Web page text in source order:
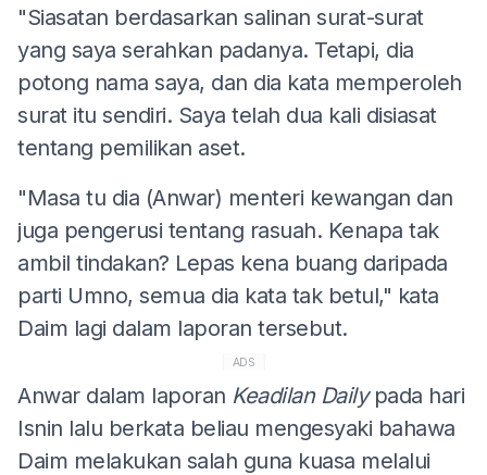
"Siasatan berdasarkan salinan surat-surat
yang saya serahkan padanya. Tetapi, dia
potong nama saya, dan dia kata memperoleh
surat itu sendiri. Saya telah dua kali disiasat
tentang pemilikan aset.
"Masa tu dia (Anwar) menteri kewangan dan
juga pengerusi tentang rasuah. Kenapa tak
ambil tindakan? Lepas kena buang daripada
parti Umno, semua dia kata tak betul," kata
Daim lagi dalam laporan tersebut.
ADS
Anwar dalam laporan Keadilan Dailypada hari
Isnin lalu berkata beliau mengesyaki bahawa
Daim melakukan salah guna kuasa melalui